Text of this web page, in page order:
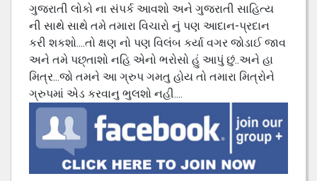
ગુજરાતી લોકો ના સંપર્ક આવશો અને ગુજરાતી સાહિત્ય
ની સાથે સાથે તમે તમારા વિચારો નું પણ આદાન-પ્રદાન
કરી શકશો....તો ક્ષણ નો પણ વિલંબ કર્યા વગર જોડાઈ જાવ
અને તમે પછ્તાશો નહિ એનો ભરોસો હું આપું છું..અને હા
મિત્ર...જો તમને આ ગ્રુપ ગમતુ હોય તો તમારા મિત્રોને
ગ્રુપમાં એડ કરવાનુ ભુલશો નહી....